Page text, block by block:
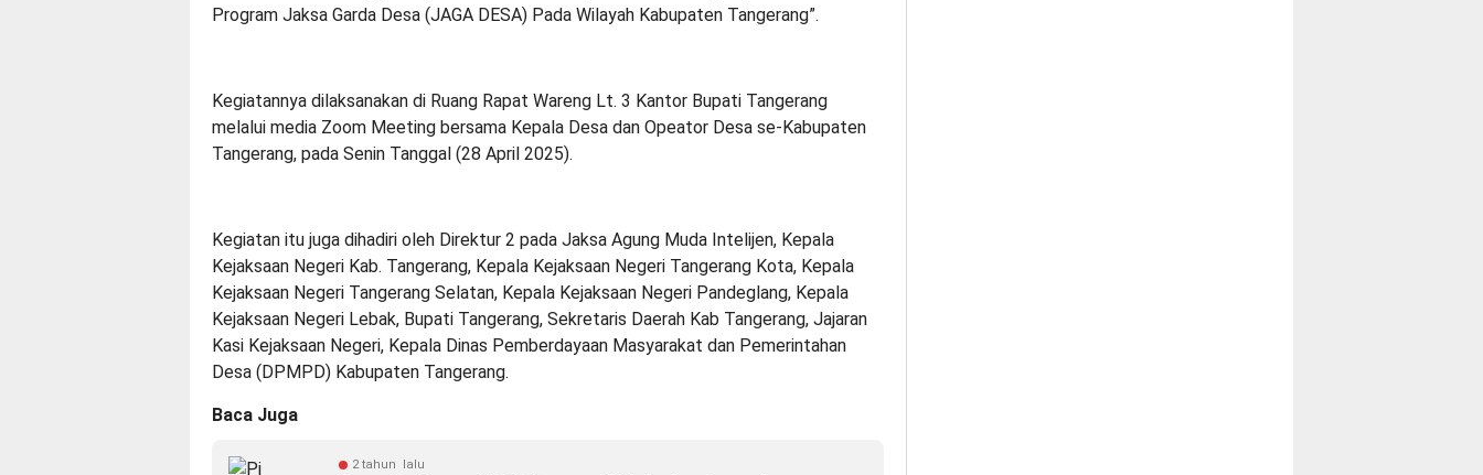
Program Jaksa Garda Desa (JAGA DESA) Pada Wilayah Kabupaten Tangerang”.
Kegiatannya dilaksanakan di Ruang Rapat Wareng Lt. 3 Kantor Bupati Tangerang
melalui media Zoom Meeting bersama Kepala Desa dan Opeator Desa se-Kabupaten
Tangerang, pada Senin Tanggal (28 April 2025).
Kegiatan itu juga dihadiri oleh Direktur 2 pada Jaksa Agung Muda Intelijen, Kepala
Kejaksaan Negeri Kab. Tangerang, Kepala Kejaksaan Negeri Tangerang Kota, Kepala
Kejaksaan Negeri Tangerang Selatan, Kepala Kejaksaan Negeri Pandeglang, Kepala
Kejaksaan Negeri Lebak, Bupati Tangerang, Sekretaris Daerah Kab Tangerang, Jajaran
Kasi Kejaksaan Negeri, Kepala Dinas Pemberdayaan Masyarakat dan Pemerintahan
Desa (DPMPD) Kabupaten Tangerang.
Baca Juga
2 tahun lalu